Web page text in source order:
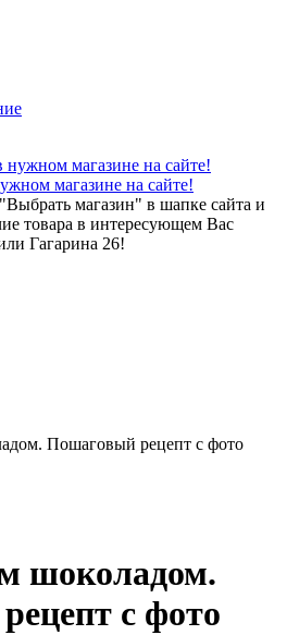
магазине на сайте!
магазин" в шапке сайта и
товара в интересующем Вас
Гагарина 26!
Пошаговый рецепт с фото
шоколадом.
с фото